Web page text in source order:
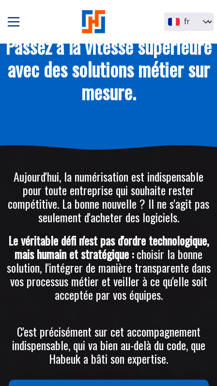
Select your
Passez à la vitesse supérieure
avec des solutions métier sur
mesure.
Aujourd'hui, la numérisation est indispensable
pour toute entreprise qui souhaite rester
compétitive. La bonne nouvelle ? Il ne s'agit pas
seulement d'acheter des logiciels.
Le véritable défi n'est pas d'ordre technologique,
mais humain et stratégique :choisir la bonne
solution, l'intégrer de manière transparente dans
vos processus métier et veiller à ce qu'elle soit
acceptée par vos équipes.
C'est précisément sur cet accompagnement
indispensable, qui va bien au-delà du code, que
Habeuk a bâti son expertise.